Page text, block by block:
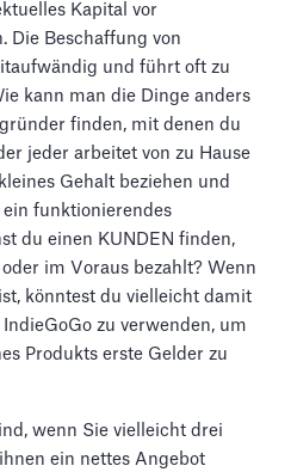
Kapital vor
Die Beschaffung von
und führt oft zu
kann man die Dinge anders
finden, mit denen du
jeder arbeitet von zu Hause
Gehalt beziehen und
funktionierendes
du einen KUNDEN finden,
im Voraus bezahlt? Wenn
könntest du vielleicht damit
zu verwenden, um
Produkts erste Gelder zu
wenn Sie vielleicht drei
ein nettes Angebot